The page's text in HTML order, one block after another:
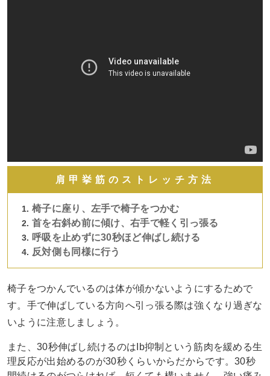
肩甲挙筋のストレッチ方法
椅子に座り、左手で椅子をつかむ
首を右斜め前に傾け、右手で軽く引っ張る
呼吸を止めずに30秒ほど伸ばし続ける
反対側も同様に行う
椅子をつかんでいるのは体が傾かないようにするためで
す。手で伸ばしている方向へ引っ張る際は強くなり過ぎな
いように注意しましょう。
また、30秒伸ばし続けるのはIb抑制という筋肉を緩める生
理反応が出始めるのが30秒くらいからだからです。30秒